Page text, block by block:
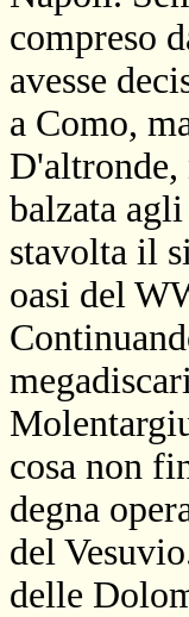
compreso
avesse
a Como,
D'altronde,
balzata
stavolta il
oasi del
cosa non
degna
del
delle